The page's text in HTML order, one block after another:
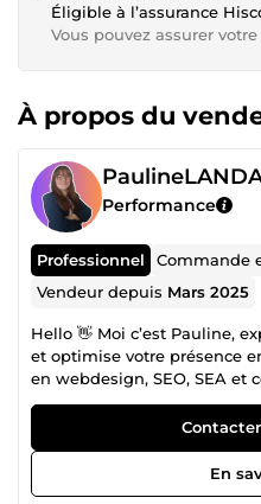
Éligible à l’assurance
Vous pouvez assurer
À propos du
Performance
Professionnel Commande
Vendeur depuis Mars 2025
Hello 👋 Moi c’est Pauline,
et optimise votre présence
en webdesign, SEO, SEA
transformer vos projets en
Web &amp; WordPress 💻
WordPress avec Elementor
Designs personnalisés,
Optimisation des
En